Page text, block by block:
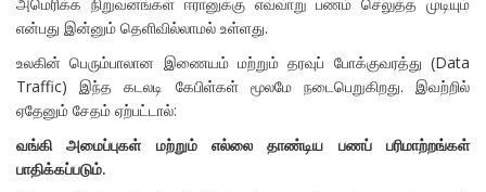
அமெரிக்க நிறுவனங்கள் ஈரானுக்கு எவ்வாறு பணம் செலுத்த முடியும்
என்பது இன்னும் தெளிவில்லாமல் உள்ளது.
உலகின் பெரும்பாலான இணையம் மற்றும் தரவுப் போக்குவரத்து (Data
Traffic) இந்த கடலடி கேபிள்கள் மூலமே நடைபெறுகிறது. இவற்றில்
ஏதேனும் சேதம் ஏற்பட்டால்:
வங்கி அமைப்புகள் மற்றும் எல்லை தாண்டிய பணப் பரிமாற்றங்கள்
பாதிக்கப்படும்.